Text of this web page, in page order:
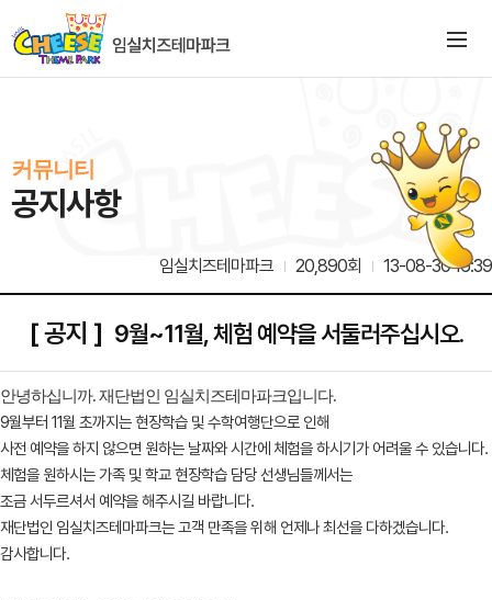
커뮤니티
공지사항
임실치즈테마파크 20,890회 13-08-30 16:39
[ 공지 ] 9월~11월, 체험 예약을 서둘러주십시오.
안녕하십니까. 재단법인 임실치즈테마파크입니다.
9월부터 11월 초까지는 현장학습 및 수학여행단으로 인해
사전 예약을 하지 않으면 원하는 날짜와 시간에 체험을 하시기가 어려울 수 있습니다.
체험을 원하시는 가족 및 학교 현장학습 담당 선생님들께서는
조금 서두르셔서 예약을 해주시길 바랍니다.
재단법인 임실치즈테마파크는 고객 만족을 위해 언제나 최선을 다하겠습니다.
감사합니다.